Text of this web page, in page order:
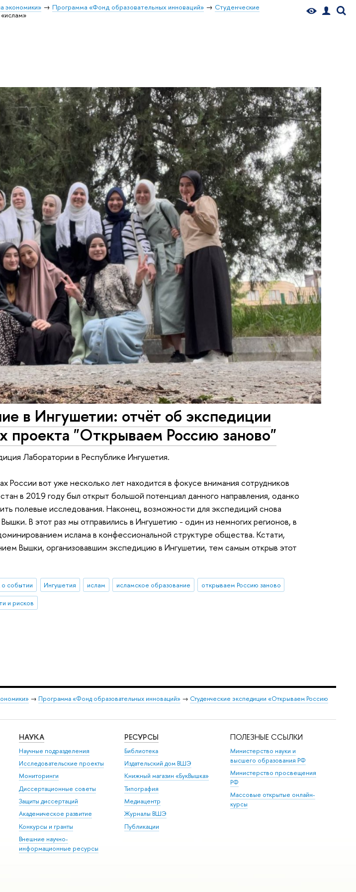
экономики» Программа «Фонд образовательных инноваций»
Студенческие
в Ингушетии: отчёт об экспедиции
проекта "Открываем Россию заново"
Лаборатории в Республике Ингушетия.
России вот уже несколько лет находится в фокусе внимания сотрудников
в 2019 году был открыт большой потенциал данного направления, оданко
полевые исследования. Наконец, возможности для экспедиций снова
В этот раз мы отправились в Ингушетию - один из немногих регионов, в
ислама в конфессиональной структуре общества. Кстати,
Вышки, организовавшим экспедицию в Ингушетии, тем самым открыв этот
событии Ингушетия ислам исламское образование
открываем Россию заново
и рисков
→ Программа «Фонд образовательных инноваций» → Студенческие экспедиции «Открываем Россию
НАУКА
Научные подразделения
Исследовательские проекты
Мониторинги
Диссертационные советы
Защиты диссертаций
Академическое развитие
Конкурсы и гранты
Внешние научно-
информационные ресурсы
РЕСУРСЫ
Библиотека
Издательский дом ВШЭ
Книжный магазин «БукВышка»
Типография
Медиацентр
Журналы ВШЭ
Публикации
ПОЛЕЗНЫЕ ССЫЛКИ
Министерство науки и
высшего образования РФ
Министерство просвещения
РФ
Массовые открытые онлайн-
курсы